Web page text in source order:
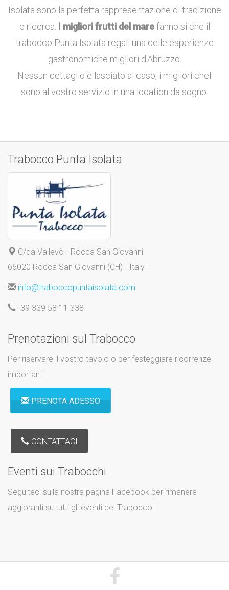
Isolata sono la perfetta rappresentazione di tradizione
e ricerca. I migliori frutti del marefanno si che il
trabocco Punta Isolata regali una delle esperienze
gastronomiche migliori d'Abruzzo.
Nessun dettaglio è lasciato al caso, i migliori chef
sono al vostro servizio in una location da sogno.
Trabocco Punta Isolata
C/da Vallevò - Rocca San Giovanni
66020 Rocca San Giovanni (CH) - Italy
info@traboccopuntaisolata.com
+39 339 58 11 338
Prenotazioni sul Trabocco
Per riservare il vostro tavolo o per festeggiare ricorrenze
importanti
PRENOTA ADESSO
CONTATTACI
Eventi sui Trabocchi
Seguiteci sulla nostra pagina Facebook per rimanere
aggioranti su tutti gli eventi del Trabocco